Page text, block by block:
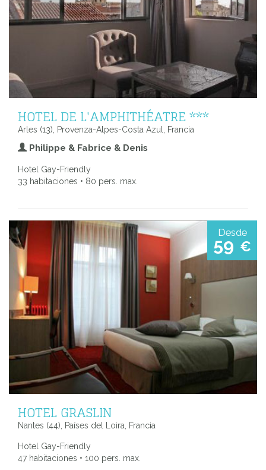
HOTEL DE L'AMPHITHÉATRE ***
Arles (13), Provenza-Alpes-Costa Azul, Francia
Philippe & Fabrice & Denis
Hotel Gay-Friendly
33 habitaciones • 80 pers. max.
Desde
59 €
HOTEL GRASLIN
Nantes (44), Países del Loira, Francia
Hotel Gay-Friendly
47 habitaciones • 100 pers. max.